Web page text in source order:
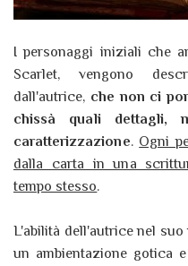
I personaggi iniziali che
Scarlet, vengono
dall'autrice, che non ci
chissà quali
caratterizzazione. Ogni
dalla carta in una
tempo stesso.
L'abilità dell'autrice nel
un ambientazione gotica